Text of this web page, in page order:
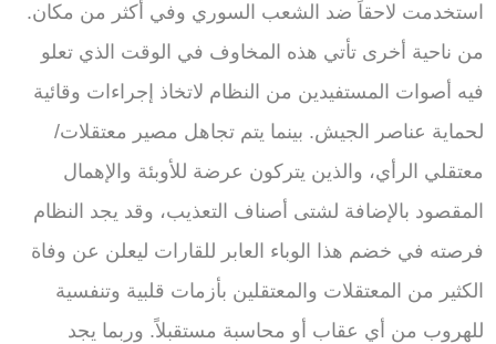
استخدمت لاحقاً ضد الشعب السوري وفي أكثر من مكان.
من ناحية أخرى تأتي هذه المخاوف في الوقت الذي تعلو
فيه أصوات المستفيدين من النظام لاتخاذ إجراءات وقائية
لحماية عناصر الجيش. بينما يتم تجاهل مصير معتقلات/
معتقلي الرأي، والذين يتركون عرضة للأوبئة والإهمال
المقصود بالإضافة لشتى أصناف التعذيب، وقد يجد النظام
فرصته في خضم هذا الوباء العابر للقارات ليعلن عن وفاة
الكثير من المعتقلات والمعتقلين بأزمات قلبية وتنفسية
للهروب من أي عقاب أو محاسبة مستقبلاً. وربما يجد